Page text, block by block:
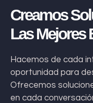
Creamos
Las Mejores
Hacemos de cada
oportunidad para
Ofrecemos
en cada